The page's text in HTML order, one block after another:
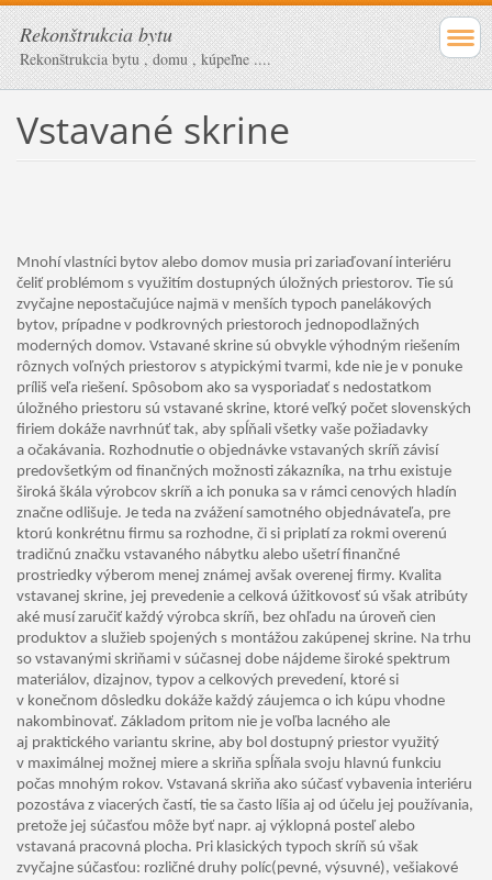
Rekonštrukcia bytu
Rekonštrukcia bytu , domu , kúpeľne ....
Vstavané skrine
Mnohí vlastníci bytov alebo domov musia pri zariaďovaní interiéru
čeliť problémom s využitím dostupných úložných priestorov. Tie sú
zvyčajne nepostačujúce najmä v menších typoch panelákových
bytov, prípadne v podkrovných priestoroch jednopodlažných
moderných domov. Vstavané skrine sú obvykle výhodným riešením
rôznych voľných priestorov s atypickými tvarmi, kde nie je v ponuke
príliš veľa riešení. Spôsobom ako sa vysporiadať s nedostatkom
úložného priestoru sú vstavané skrine, ktoré veľký počet slovenských
firiem dokáže navrhnúť tak, aby spĺňali všetky vaše požiadavky
a očakávania. Rozhodnutie o objednávke vstavaných skríň závisí
predovšetkým od finančných možnosti zákazníka, na trhu existuje
široká škála výrobcov skríň a ich ponuka sa v rámci cenových hladín
značne odlišuje. Je teda na zvážení samotného objednávateľa, pre
ktorú konkrétnu firmu sa rozhodne, či si priplatí za rokmi overenú
tradičnú značku vstavaného nábytku alebo ušetrí finančné
prostriedky výberom menej známej avšak overenej firmy. Kvalita
vstavanej skrine, jej prevedenie a celková úžitkovosť sú však atribúty
aké musí zaručiť každý výrobca skríň, bez ohľadu na úroveň cien
produktov a služieb spojených s montážou zakúpenej skrine. Na trhu
so vstavanými skriňami v súčasnej dobe nájdeme široké spektrum
materiálov, dizajnov, typov a celkových prevedení, ktoré si
v konečnom dôsledku dokáže každý záujemca o ich kúpu vhodne
nakombinovať. Základom pritom nie je voľba lacného ale
aj praktického variantu skrine, aby bol dostupný priestor využitý
v maximálnej možnej miere a skriňa spĺňala svoju hlavnú funkciu
počas mnohým rokov. Vstavaná skriňa ako súčasť vybavenia interiéru
pozostáva z viacerých častí, tie sa často líšia aj od účelu jej používania,
pretože jej súčasťou môže byť napr. aj výklopná posteľ alebo
vstavaná pracovná plocha. Pri klasických typoch skríň sú však
zvyčajne súčasťou: rozličné druhy políc(pevné, výsuvné), vešiakové